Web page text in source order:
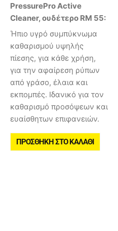
PressurePro Active
Cleaner, ουδέτερο RM 55:
Ήπιο υγρό συμπύκνωμα
καθαρισμού υψηλής
πίεσης, για κάθε χρήση,
για την αφαίρεση ρύπων
από γράσο, έλαια και
εκπομπές. Ιδανικό για τον
καθαρισμό προσόψεων και
ευαίσθητων επιφανειών.
ΠΡΟΣΘΉΚΗ ΣΤΟ ΚΑΛΆΘΙ